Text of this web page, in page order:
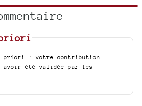
priori
a priori : votre contribution
avoir été validée par les